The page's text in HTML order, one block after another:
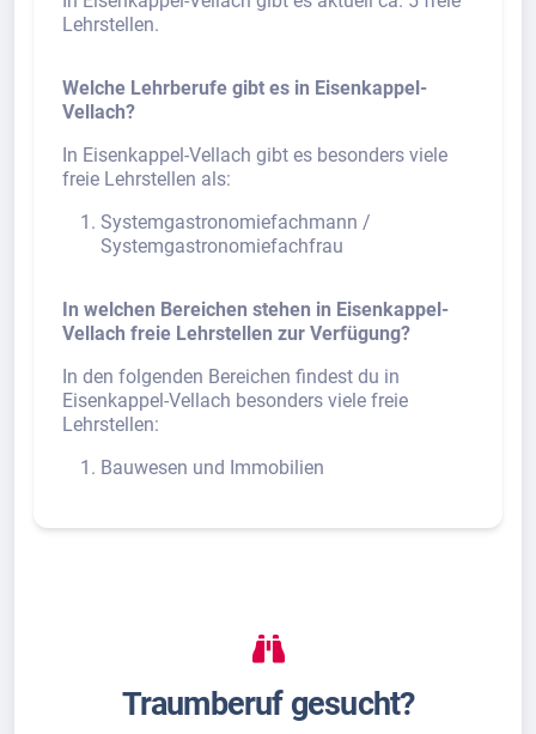
Lehrstellen.
Welche Lehrberufe gibt es in Eisenkappel-
Vellach?
In Eisenkappel-Vellach gibt es besonders viele
freie Lehrstellen als:
Systemgastronomiefachmann /
Systemgastronomiefachfrau
In welchen Bereichen stehen in Eisenkappel-
Vellach freie Lehrstellen zur Verfügung?
In den folgenden Bereichen findest du in
Eisenkappel-Vellach besonders viele freie
Lehrstellen:
Bauwesen und Immobilien
Traumberuf gesucht?